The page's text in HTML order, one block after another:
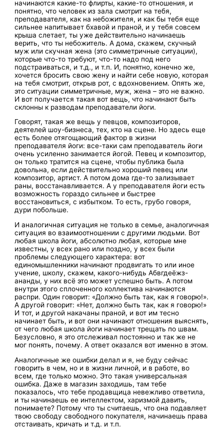
начинаются какие-то флирты, какие-то отношения, и
понятно, что человек из зала смотрит на тебя,
преподавателя, как на небожителя, и как бы тебя еще
сильнее напитывает бхавой и праной, и у тебя совсем
крыша слетает, ты уже действительно начинаешь
верить, что ты небожитель. А дома, скажем, скучный
муж или скучная жена (это симметричные ситуации),
которые что-то требуют, что-то надо под него
подстраиваться, и т.д., и т.п. И, понятно, конечно же,
хочется бросить свою жену и найти себе новую, которая
на тебя смотрит, открыв рот, с вдохновением. Опять же,
это ситуации симметричные, муж, жена – это не важно.
И вот получается такая вот вещь, что начинают быть
склонны к разводам преподаватели йоги.
Говорят, такая же вещь у певцов, композиторов,
деятелей шоу-бизнеса, тех, кто на сцене. Но здесь еще
есть более отягощающий фактор в жизни
преподавателя йоги: все-таки сам преподаватель йоги
очень усиленно занимается йогой. Певец и композитор,
он только тратится на сцене, чтобы публика была
довольна, если действительно хороший певец или
композитор, артист. А потом дома где-то зализывает
раны, восстанавливается. А у преподавателя йоги есть
возможность гораздо сильнее и быстрее
восстановиться, с избытком. То есть, грубо говоря,
дури побольше.
И аналогичная ситуация не только в семье, аналогичная
ситуация во взаимоотношении с другими людьми. Вот
любая школа йоги, абсолютно любая, которые мне
известны, у всех рано или поздно, у всех были
проблемы следующего характера: вот
единомышленники начинают продвигать то или иное
учение, школу, скажем, какого-нибудь Абвгдеёжз-
ананды, у них всё это может успешно быть. А потом
внутри этого сплоченного коллектива начинаются
распри. Один говорит: «Должно быть так, как я говорю!».
А другой говорит: «Нет, должно быть так, как я говорю!»
И тот, и другой накачаны праной, и вот им тесно
начинает быть, и вот они начинают отношения выяснять,
от чего любая школа йоги начинает трещать по швам.
Безусловно, я это отслеживал постоянно и так же не
мог понять, почему. А ответ оказался вот именно в этом.
Аналогичные же ошибки делал и я, не буду сейчас
говорить в чем, но и в жизни личной, и в работе, во
всем, где только можно. Это такая универсальная
ошибка. Даже в магазин заходишь, там тебе
показалось, что тебе продавщица невежливо ответила,
и ты начинаешь ее интеллектом, харизмой давить,
понимаете? Потому что ты считаешь, что она подавляет
твою свободу свободного покупателя, начинаешь права
отстаивать, кричать и т.д. и т.п.